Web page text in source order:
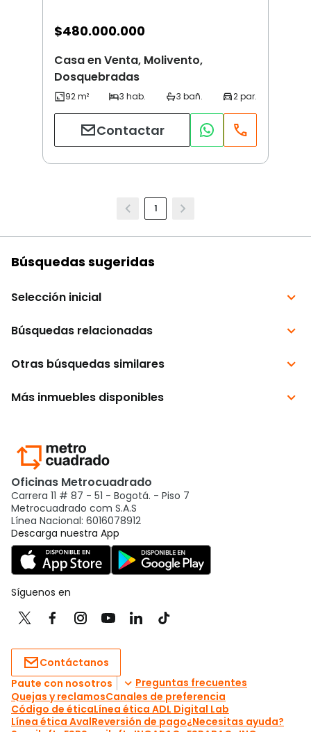
$480.000.000
Casa en Venta, Molivento,
Dosquebradas
Contactar
1